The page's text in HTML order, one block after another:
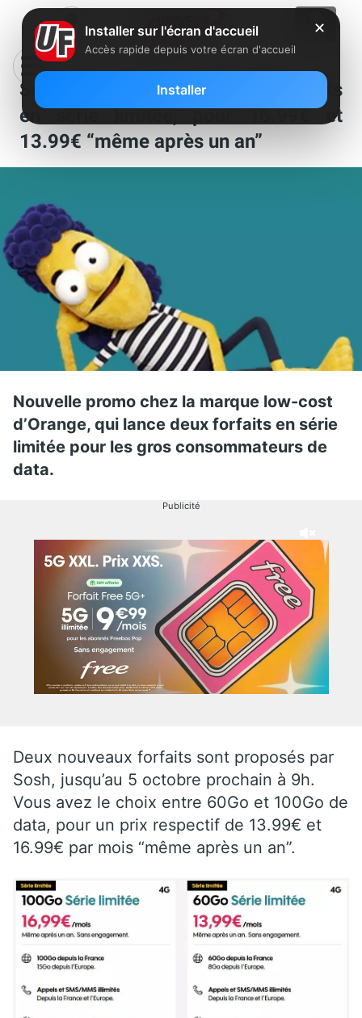
Sosh lance deux nouveaux forfaits
en série limitée, pour 16.99€ et
13.99€ “même après un an”
Nouvelle promo chez la marque low-cost
d’Orange, qui lance deux forfaits en série
limitée pour les gros consommateurs de
data.
Publicité
Deux nouveaux forfaits sont proposés par
Sosh, jusqu’au 5 octobre prochain à 9h.
Vous avez le choix entre 60Go et 100Go de
data, pour un prix respectif de 13.99€ et
16.99€ par mois “même après un an”.
✕
Installer sur l'écran d'accueil
Accès rapide depuis votre écran d'accueil
Installer